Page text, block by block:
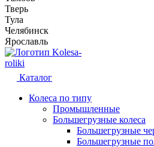
Тверь
Тула
Челябинск
Ярославль
Kolesa-
roliki
Каталог
Колеса по типу
Промышленные
Большегрузные колеса
Большегрузные
Большегрузные